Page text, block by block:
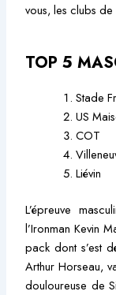
vous, les clubs
TOP 5
Stade
US
COT
Liévin
L’épreuve
l’Ironman Kevin
pack dont s’est
Arthur Horseau,
douloureuse de